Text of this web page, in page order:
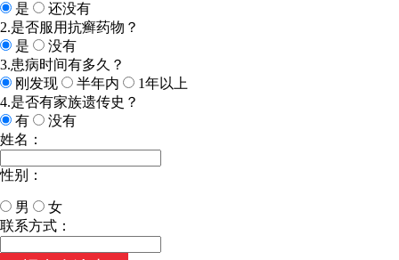
是
还没有
2.是否服用抗癣药物？
是
没有
3.患病时间有多久？
刚发现
半年内
1年以上
4.是否有家族遗传史？
有
没有
姓名：
性别：
男
女
今天日期：
联系方式：